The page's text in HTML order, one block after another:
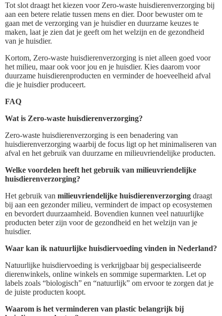
Tot slot draagt het kiezen voor Zero-waste huisdierenverzorging bij
aan een betere relatie tussen mens en dier. Door bewuster om te
gaan met de verzorging van je huisdier en duurzame keuzes te
maken, laat je zien dat je geeft om het welzijn en de gezondheid
van je huisdier.
Kortom, Zero-waste huisdierenverzorging is niet alleen goed voor
het milieu, maar ook voor jou en je huisdier. Kies daarom voor
duurzame huisdierenproducten en verminder de hoeveelheid afval
die je huisdier produceert.
FAQ
Wat is Zero-waste huisdierenverzorging?
Zero-waste huisdierenverzorging is een benadering van
huisdierenverzorging waarbij de focus ligt op het minimaliseren van
afval en het gebruik van duurzame en milieuvriendelijke producten.
Welke voordelen heeft het gebruik van milieuvriendelijke
huisdierenverzorging?
Het gebruik van milieuvriendelijke huisdierenverzorging draagt
bij aan een gezonder milieu, vermindert de impact op ecosystemen
en bevordert duurzaamheid. Bovendien kunnen veel natuurlijke
producten beter zijn voor de gezondheid en het welzijn van je
huisdier.
Waar kan ik natuurlijke huisdiervoeding vinden in Nederland?
Natuurlijke huisdiervoeding is verkrijgbaar bij gespecialiseerde
dierenwinkels, online winkels en sommige supermarkten. Let op
labels zoals “biologisch” en “natuurlijk” om ervoor te zorgen dat je
de juiste producten koopt.
Waarom is het verminderen van plastic belangrijk bij